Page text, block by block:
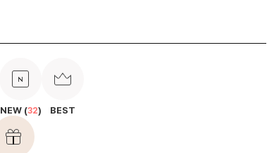
NEW (32) BEST